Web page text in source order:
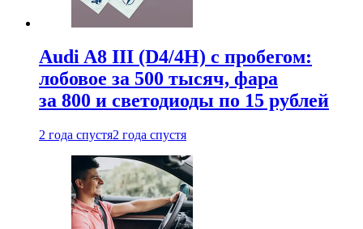
Audi A8 III (D4/4H) c пробегом:
лобовое за 500 тысяч, фара
за 800 и светодиоды по 15 рублей
2 года спустя2 года спустя